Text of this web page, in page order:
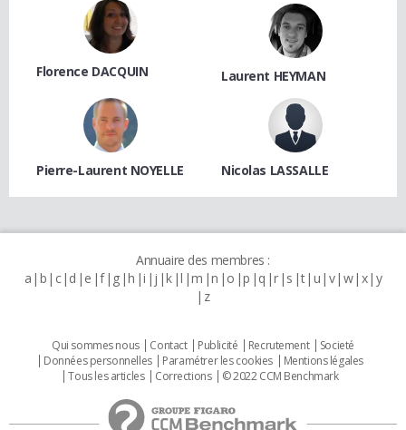
Florence DACQUIN Laurent HEYMAN
Pierre-Laurent NOYELLE Nicolas LASSALLE
Annuaire des membres :
a b c d e f g h i j k l m n o p q r s t u v w x y
z
Qui sommes nous Contact Publicité Recrutement
Societé
Données personnelles
Paramétrer les cookies
Mentions légales
Tous les articles
Corrections © 2022 CCM Benchmark